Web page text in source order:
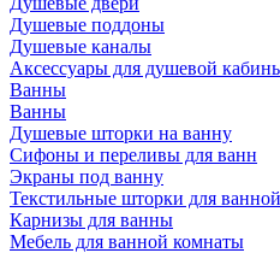
Душевые поддоны
Душевые каналы
Аксессуары для душевой
Ванны
Ванны
Душевые шторки на ванну
Сифоны и переливы для ванн
Экраны под ванну
Текстильные шторки для
Карнизы для ванны
Мебель для ванной комнаты